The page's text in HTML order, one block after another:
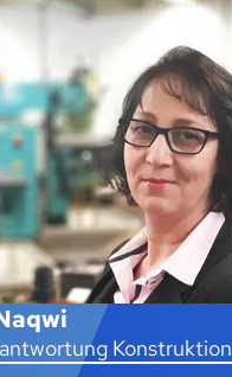
Konstruktion